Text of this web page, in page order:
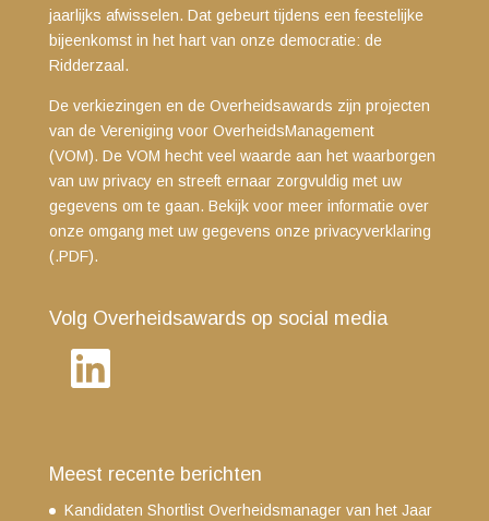
jaarlijks afwisselen. Dat gebeurt tijdens een feestelijke
bijeenkomst in het hart van onze democratie: de
Ridderzaal.
De verkiezingen en de Overheidsawards zijn projecten
van de Vereniging voor OverheidsManagement
(VOM). De VOM hecht veel waarde aan het waarborgen
van uw privacy en streeft ernaar zorgvuldig met uw
gegevens om te gaan. Bekijk voor meer informatie over
onze omgang met uw gegevens onze privacyverklaring
(.PDF).
Volg Overheidsawards op social media
LinkedIn
Meest recente berichten
Kandidaten Shortlist Overheidsmanager van het Jaar